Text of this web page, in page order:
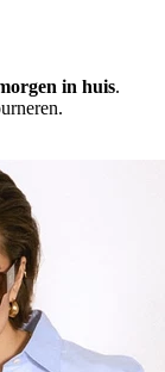
in huis.